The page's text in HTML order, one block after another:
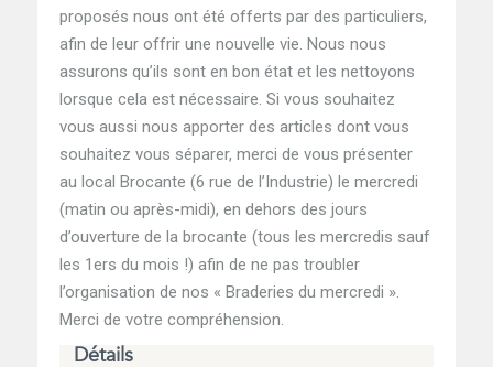
proposés nous ont été offerts par des particuliers,
afin de leur offrir une nouvelle vie. Nous nous
assurons qu’ils sont en bon état et les nettoyons
lorsque cela est nécessaire. Si vous souhaitez
vous aussi nous apporter des articles dont vous
souhaitez vous séparer, merci de vous présenter
au local Brocante (6 rue de l’Industrie) le mercredi
(matin ou après-midi), en dehors des jours
d’ouverture de la brocante (tous les mercredis sauf
les 1ers du mois !) afin de ne pas troubler
l’organisation de nos « Braderies du mercredi ».
Merci de votre compréhension.
Détails